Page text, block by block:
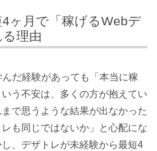
ヶ月で「稼げるWebデ
理由
だ経験があっても「本当に稼
う不安は、多くの方が抱えてい
で思うような結果が出なかった
も同じではないか」と心配にな
、デザトレが未経験から最短4